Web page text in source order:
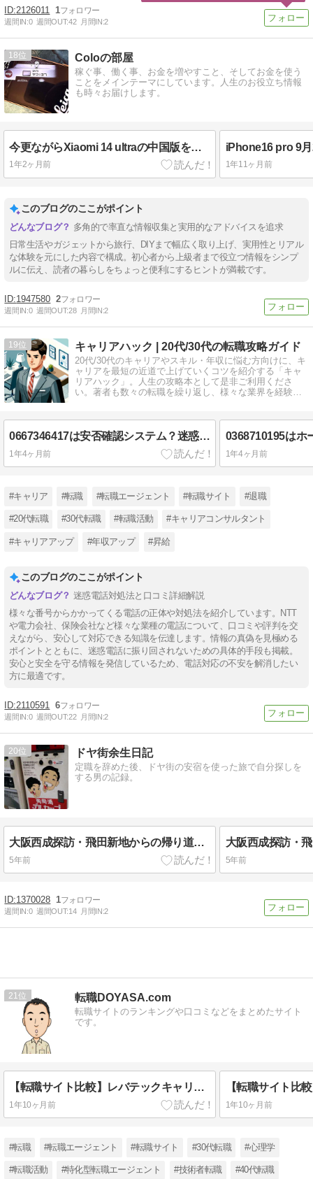
2126011 1
週間IN:0 週間OUT:42 月間IN:2
18 Coloの部屋
稼ぐ事、働く事、お金を増やすこと、そしてお金を使う
ことをメインテーマにしています。人生のお役立ち情報
も時々お届けします。
今更ながらXiaomi 14 ultraの中国版を使ってみた｜日本語化しなくてもOK!
1年2ヶ月前 1年11ヶ月前
このブログのここがポイント
多角的で率直な情報収集と実用的なアドバイスを追求
日常生活やガジェットから旅行、DIYまで幅広く取り上げ、実用性とリアル
な体験を元にした内容で構成。初心者から上級者まで役立つ情報をシンプ
ルに伝え、読者の暮らしをちょっと便利にするヒントが満載です。
1947580 2
週間IN:0 週間OUT:28 月間IN:2
19 キャリアハック | 20代/30代の転職攻略ガイド
20代/30代のキャリアやスキル・年収に悩む方向けに、キ
ャリアを最短の近道で上げていくコツを紹介する「キャ
リアハック」。人生の攻略本として是非ご利用くださ
い。著者も数々の転職を繰り返し、様々な業界を経験し
0667346417は安否確認システム？迷惑電話？３つの対処法
1年4ヶ月前 1年4ヶ月前
#キャリア #転職 #転職エージェント #転職サイト #退職
#20代転職 #30代転職 #転職活動 #キャリアコンサルタント
#キャリアアップ #年収アップ #昇給
このブログのここがポイント
迷惑電話対処法と口コミ詳細解説
様々な番号からかかってくる電話の正体や対処法を紹介しています。NTT
や電力会社、保険会社など様々な業種の電話について、口コミや評判を交
えながら、安心して対応できる知識を伝達します。情報の真偽を見極める
ポイントとともに、迷惑電話に振り回されないための具体的手段も掲載。
安心と安全を守る情報を発信しているため、電話対応の不安を解消したい
方に最適です。
2110591 6
週間IN:0 週間OUT:22 月間IN:2
20 ドヤ街余生日記
定職を辞めた後、ドヤ街の安宿を使った旅で自分探しを
する男の記録。
大阪西成探訪・飛田新地からの帰り道（2018/12）
5年前 5年前
1370028 1
週間IN:0 週間OUT:14 月間IN:2
21 転職DOYASA.com
転職サイトのランキングや口コミなどをまとめたサイト
です。
【転職サイト比較】レバテックキャリアとGreenを5つの項目で徹底比較！
1年10ヶ月前 1年10ヶ月前
#転職 #転職エージェント #転職サイト #30代転職 #心理学
#転職活動 #特化型転職エージェント #技術者転職 #40代転職